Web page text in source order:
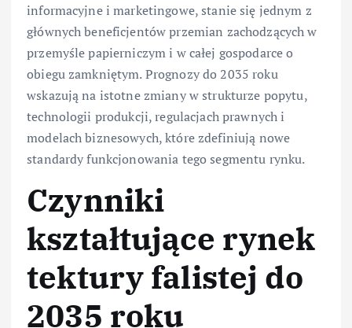
informacyjne i marketingowe, stanie się jednym z
głównych beneficjentów przemian zachodzących w
przemyśle papierniczym i w całej gospodarce o
obiegu zamkniętym. Prognozy do 2035 roku
wskazują na istotne zmiany w strukturze popytu,
technologii produkcji, regulacjach prawnych i
modelach biznesowych, które zdefiniują nowe
standardy funkcjonowania tego segmentu rynku.
Czynniki
kształtujące rynek
tektury falistej do
2035 roku